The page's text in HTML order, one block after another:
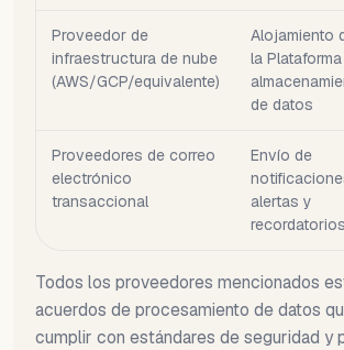
Proveedor de
infraestructura de nube
(AWS/GCP/equivalente)
Alojamiento
la
de datos
Proveedores de correo
electrónico
transaccional
Envío de
alertas y
recordatorios
Todos los proveedores mencionados
acuerdos de procesamiento de datos
cumplir con estándares de seguridad y